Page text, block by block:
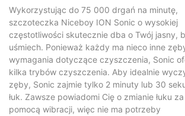
Wykorzystując do 75 000 drgań na minutę,
szczoteczka Niceboy ION Sonic o wysokiej
częstotliwości skutecznie dba o Twój jasny,
uśmiech. Ponieważ każdy ma nieco inne
wymagania dotyczące czyszczenia, Sonic
kilka trybów czyszczenia. Aby idealnie
zęby, Sonic zajmie tylko 2 minuty lub 30
łuk. Zawsze powiadomi Cię o zmianie łuku za
pomocą wibracji, więc nie ma potrzeby